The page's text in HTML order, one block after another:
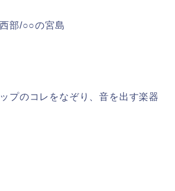
部/○○の宮島
プのコレをなぞり、音を出す楽器